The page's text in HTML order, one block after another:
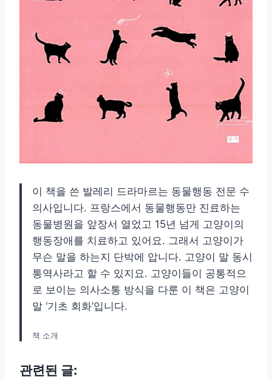
이 책을 쓴 발레리 드라마르는 동물행동 전문 수
의사입니다. 프랑스에서 동물행동만 진료하는
동물병원을 앞장서 열었고 15년 넘게 고양이의
행동장애를 치료하고 있어요. 그래서 고양이가
무슨 말을 하는지 단박에 압니다. 고양이 말 동시
통역사라고 할 수 있지요. 고양이들이 공통적으
로 보이는 의사소통 방식을 다룬 이 책은 고양이
말 ‘기초 회화’입니다.
책 소개
관련된 글: